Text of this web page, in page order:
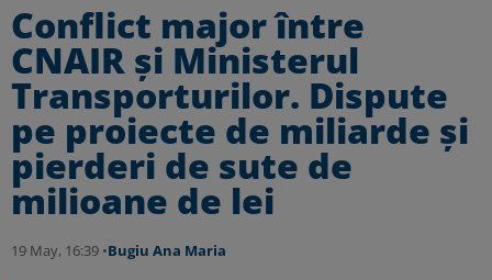
Conflict major între
CNAIR și Ministerul
Transporturilor. Dispute
pe proiecte de miliarde și
pierderi de sute de
milioane de lei
19 May, 16:39 •Bugiu ⁠Ana Maria